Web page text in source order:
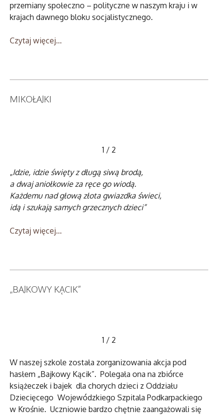
przemiany społeczno – polityczne w naszym kraju i w
krajach dawnego bloku socjalistycznego.
Czytaj więcej...
MIKOŁAJKI
1 / 2
„Idzie, idzie święty z długą siwą brodą,
a dwaj aniołkowie za ręce go wiodą.
Każdemu nad głową złota gwiazdka świeci,
idą i szukają samych grzecznych dzieci”
Czytaj więcej...
„BAJKOWY KĄCIK”
1 / 2
W naszej szkole została zorganizowania akcja pod
hasłem „Bajkowy Kącik”. Polegała ona na zbiórce
książeczek i bajek dla chorych dzieci z Oddziału
Dziecięcego Wojewódzkiego Szpitala Podkarpackiego
w Krośnie. Uczniowie bardzo chętnie zaangażowali się